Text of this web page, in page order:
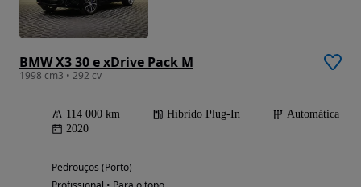
BMW X3 30 e xDrive Pack M
1998 cm3 • 292 cv
114 000 km Híbrido Plug-In
Automática
2020
Pedrouços (Porto)